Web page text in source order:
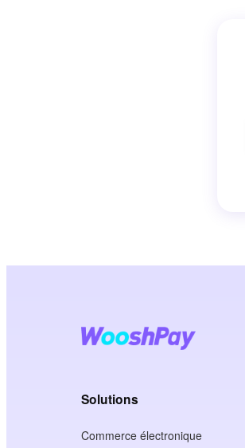
Solutions
Commerce électronique